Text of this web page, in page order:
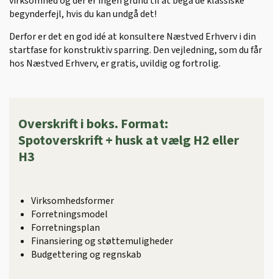
begynderfejl, hvis du kan undgå det!
Derfor er det en god idé at konsultere Næstved Erhverv i din
startfase for konstruktiv sparring. Den vejledning, som du får
hos Næstved Erhverv, er gratis, uvildig og fortrolig.
Overskrift i boks. Format:
Spotoverskrift + husk at vælg H2 eller
H3
Virksomhedsformer
Forretningsmodel
Forretningsplan
Finansiering og støttemuligheder
Budgettering og regnskab